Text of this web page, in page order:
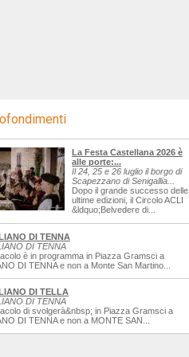
La Festa Castellana 2026 è
alle porte:...
Il 24, 25 e 26 luglio il borgo di
Scapezzano di Senigallia...
Dopo il grande successo delle
ultime edizioni, il Circolo ACLI
&ldquo;Belvedere di...
DI TENNA
DI TENNA
è in programma in Piazza Gramsci a
DI TENNA e non a Monte San Martino...
DI TELLA
DI TENNA
di svolgerà&nbsp; in Piazza Gramsci a
DI TENNA e non a MONTE SAN...